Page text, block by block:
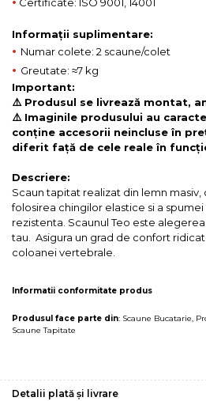
Certificate: ISO 9001, 14001
Informații suplimentare:
• Numar colete: 2 scaune/colet
• Greutate: ≈7 kg
Important:
⚠️ Produsul se livrează montat,
⚠️ Imaginile produsului au
conține accesorii neincluse în
diferit față de cele reale în
Descriere:
Scaun tapitat realizat din lemn
folosirea chingilor elastice si a
rezistenta. Scaunul Teo este
tau. Asigura un grad de confort
coloanei vertebrale.
Informatii conformitate produs
Produsul face parte din: Scaune Bucatarie,
Scaune Tapitate
Detalii plată și livrare